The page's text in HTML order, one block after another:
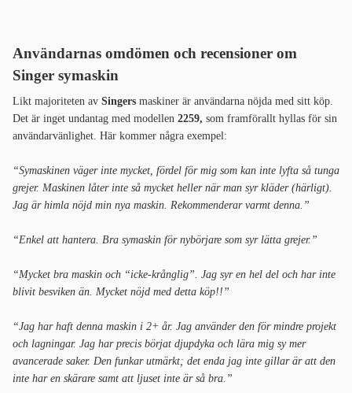
Användarnas omdömen och recensioner om
Singer symaskin
Likt majoriteten av Singers maskiner är användarna nöjda med sitt köp.
Det är inget undantag med modellen 2259, som framförallt hyllas för sin
användarvänlighet. Här kommer några exempel:
“Symaskinen väger inte mycket, fördel för mig som kan inte lyfta så tunga
grejer. Maskinen låter inte så mycket heller när man syr kläder (härligt).
Jag är himla nöjd min nya maskin. Rekommenderar varmt denna.”
“Enkel att hantera. Bra symaskin för nybörjare som syr lätta grejer.”
“Mycket bra maskin och “icke-krånglig”. Jag syr en hel del och har inte
blivit besviken än. Mycket nöjd med detta köp!!”
“Jag har haft denna maskin i 2+ år. Jag använder den för mindre projekt
och lagningar. Jag har precis börjat djupdyka och lära mig sy mer
avancerade saker. Den funkar utmärkt; det enda jag inte gillar är att den
inte har en skärare samt att ljuset inte är så bra.”